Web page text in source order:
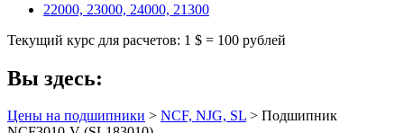
22000, 23000, 24000, 21300
Текущий курс для расчетов: 1 $ = 100 рублей
Вы здесь:
Цены на подшипники > NCF, NJG, SL > Подшипник